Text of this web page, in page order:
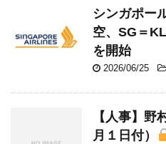
シンガポー
空、SG＝
を開始
2026/06/25
【人事】野
月１日付）